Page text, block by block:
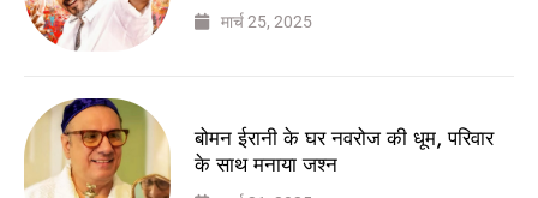
मार्च 25, 2025
बोमन ईरानी के घर नवरोज की धूम, परिवार
के साथ मनाया जश्न